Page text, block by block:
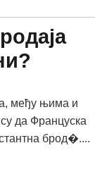
међу њима и
су да Француска
брод�....